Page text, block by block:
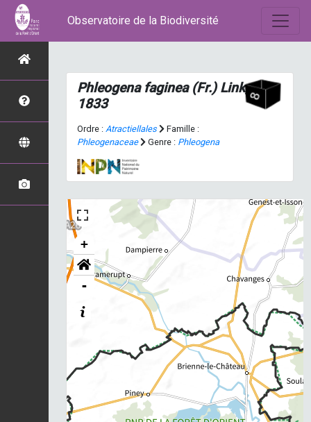
Observatoire de la Biodiversité
Phleogena faginea(Fr.) Link,
1833
Ordre : Atractiellales
Famille :
Phleogenaceae
Genre : Phleogena
+
-